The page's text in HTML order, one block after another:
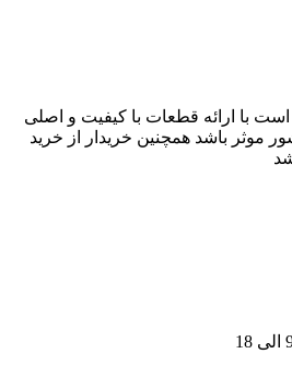
است با ارائه قطعات با کیفیت و اصلی
موثر باشد همچنین خریدار از خرید